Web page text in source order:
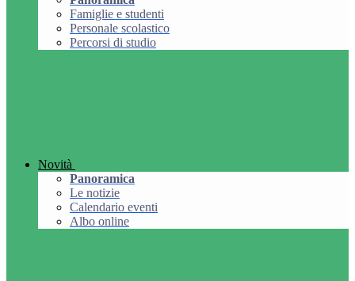
Famiglie e studenti
Personale scolastico
Percorsi di studio
Novità
Panoramica
Le notizie
Calendario eventi
Albo online